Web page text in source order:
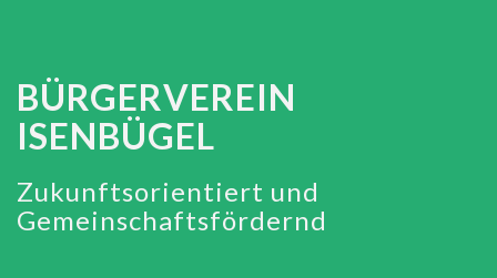
BÜRGERVEREIN
ISENBÜGEL
Zukunftsorientiert und
Gemeinschaftsfördernd